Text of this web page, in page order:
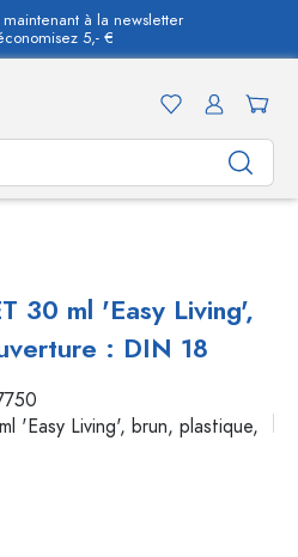
maintenant à la newsletter
5,- €
30 ml 'Easy Living',
: DIN 18